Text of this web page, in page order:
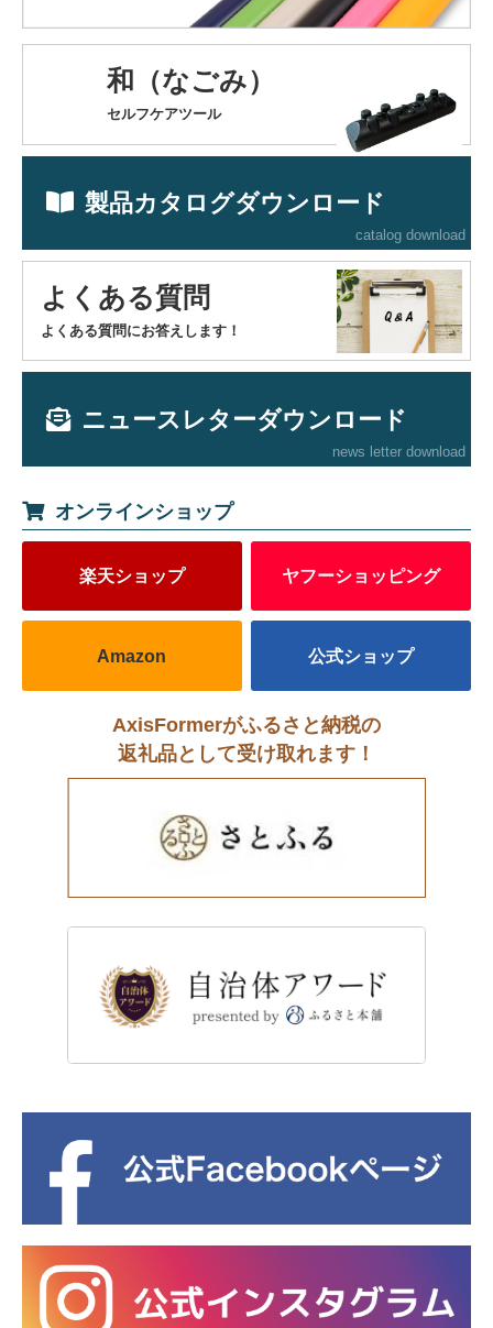
和（なごみ）
セルフケアツール
製品カタログダウンロード
catalog download
よくある質問
よくある質問にお答えします！
ニュースレターダウンロード
news letter download
オンラインショップ
楽天ショップ ヤフーショッピング
Amazon 公式ショップ
AxisFormerがふるさと納税の
返礼品として受け取れます！